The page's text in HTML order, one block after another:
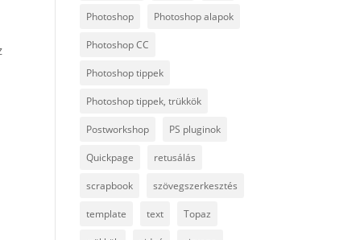
Photoshop Photoshop alapok
Photoshop CC
Photoshop tippek
Photoshop tippek, trükkök
Postworkshop PS pluginok
Quickpage retusálás
scrapbook szövegszerkesztés
template text Topaz